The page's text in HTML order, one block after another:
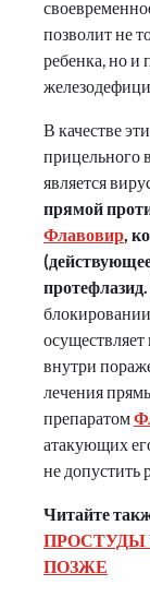
позволит не
ребенка, но и
В качестве
прицельного
является
прямой
Флавовир ,
протефлазид.
внутри
лечения
препаратом
атакующих
не допустить
Читайте
ПРОСТУДЫ
ПОЗЖЕ